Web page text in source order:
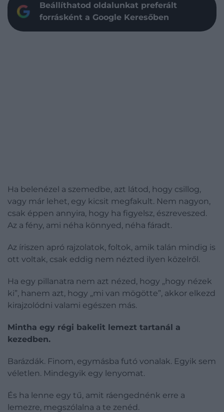
Beállíthatod oldalunkat preferált
forrásként a Google Keresőben
Ha belenézel a szemedbe, azt látod, hogy csillog,
vagy már lehet, egy kicsit megfakult. Nem nagyon,
csak éppen annyira, hogy ha figyelsz, észreveszed.
Az a fény, ami néha könnyed, néha fáradt.
Az íriszen apró rajzolatok, foltok, amik talán mindig is
ott voltak, csak eddig nem nézted ilyen közelről.
Ha egy pillanatra nem azt nézed, hogy „hogy nézek
ki”, hanem azt, hogy „mi van mögötte”, akkor elkezd
kirajzolódni valami egészen más.
Mintha egy régi bakelit lemezt tartanál a
kezedben.
Barázdák. Finom, egymásba futó vonalak. Egyik sem
véletlen. Mindegyik egy lenyomat.
És ha lenne egy tű, amit ráengednénk erre a
lemezre, megszólalna a te zenéd.